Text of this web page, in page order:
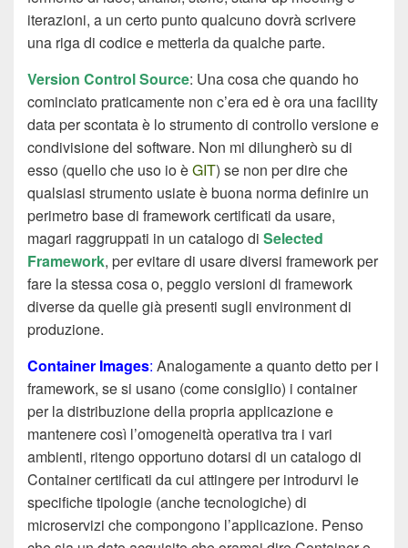
iterazioni, a un certo punto qualcuno dovrà scrivere
una riga di codice e metterla da qualche parte.
Version Control Source: Una cosa che quando ho
cominciato praticamente non c’era ed è ora una facility
data per scontata è lo strumento di controllo versione e
condivisione del software. Non mi dilungherò su di
esso (quello che uso io èGIT) se non per dire che
qualsiasi strumento usiate è buona norma definire un
perimetro base di framework certificati da usare,
magari raggruppati in un catalogo di Selected
Framework, per evitare di usare diversi framework per
fare la stessa cosa o, peggio versioni di framework
diverse da quelle già presenti sugli environment di
produzione.
Container Images: Analogamente a quanto detto per i
framework, se si usano (come consiglio) i container
per la distribuzione della propria applicazione e
mantenere così l’omogeneità operativa tra i vari
ambienti, ritengo opportuno dotarsi di un catalogo di
Container certificati da cui attingere per introdurvi le
specifiche tipologie (anche tecnologiche) di
microservizi che compongono l’applicazione. Penso